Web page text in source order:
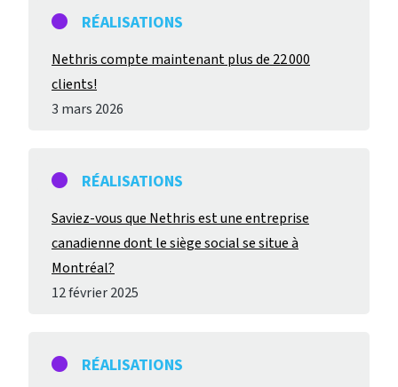
RÉALISATIONS
Nethris compte maintenant plus de 22 000
clients!
3 mars 2026
RÉALISATIONS
Saviez-vous que Nethris est une entreprise
canadienne dont le siège social se situe à
Montréal?
12 février 2025
RÉALISATIONS